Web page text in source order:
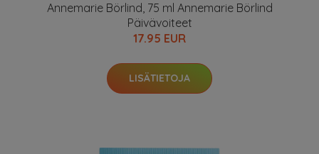
Annemarie Börlind, 75 ml Annemarie Börlind
Päivävoiteet
17.95 EUR
LISÄTIETOJA